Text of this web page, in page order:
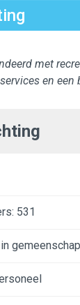
met
en een
531